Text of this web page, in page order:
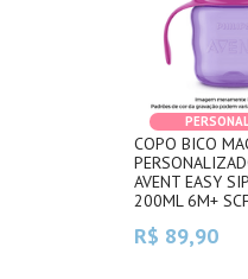
COPO BICO
AVENT EASY
200ML 6M+
R$ 89,90